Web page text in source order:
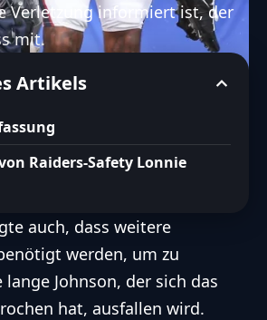
zu erfahren:
Verletzung und mögliche
Jr.
für barrierefreien Zugang zu den wichtigsten Football
KI
Verletzung informiert ist, der
mit.
Artikels
Raiders-Safety Lonnie
auch, dass weitere
werden, um zu
Johnson, der sich das
hat, ausfallen wird.